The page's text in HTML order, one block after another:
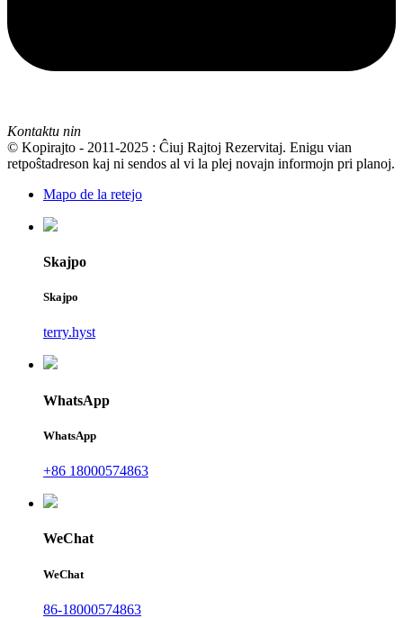
Kontaktu nin
© Kopirajto - 2011-2025 : Ĉiuj Rajtoj Rezervitaj. Enigu vian
retpoŝtadreson kaj ni sendos al vi la plej novajn informojn pri planoj.
Mapo de la retejo
Skajpo
Skajpo
terry.hyst
WhatsApp
WhatsApp
+86 18000574863
WeChat
WeChat
86-18000574863